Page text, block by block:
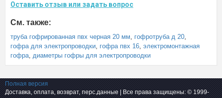
Оставить отзыв или задать вопрос
См. также:
труба гофрированная пвх черная 20 мм, гофротруба д 20,
гофра для электропроводки, гофра пвх 16, электромонтажная
гофра, диаметры гофры для электропроводки
Полная версия
Доставка, оплата, возврат, перс.данные | Все права защищены: © 1999-